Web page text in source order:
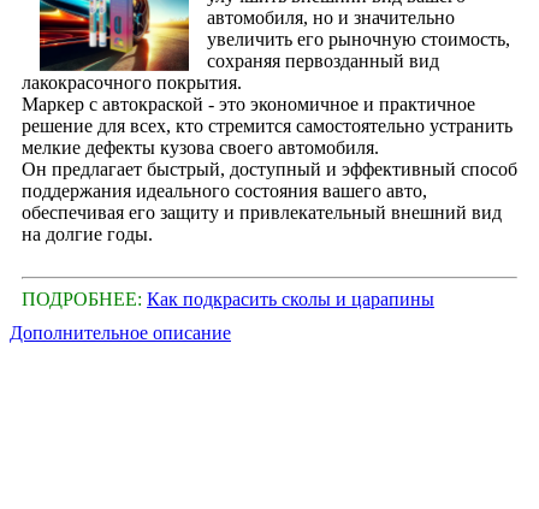
автомобиля, но и значительно
увеличить его рыночную стоимость,
сохраняя первозданный вид
лакокрасочного покрытия.
Маркер с автокраской - это экономичное и практичное
решение для всех, кто стремится самостоятельно устранить
мелкие дефекты кузова своего автомобиля.
Он предлагает быстрый, доступный и эффективный способ
поддержания идеального состояния вашего авто,
обеспечивая его защиту и привлекательный внешний вид
на долгие годы.
ПОДРОБНЕЕ: Как подкрасить сколы и царапины
Дополнительное описание